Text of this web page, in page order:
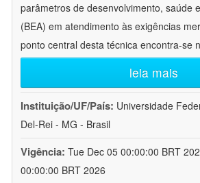
parâmetros de desenvolvimento, saúde
(BEA) em atendimento às exigências
ponto central desta técnica encontra-se
leia mais
Instituição/UF/País: Universidade
Del-Rei - MG - Brasil
Vigência: Tue Dec 05 00:00:00 BRT
00:00:00 BRT 2026